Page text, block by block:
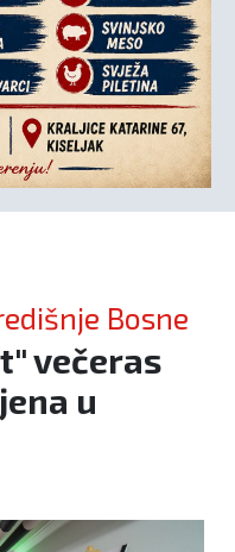
Bosne
večeras
u